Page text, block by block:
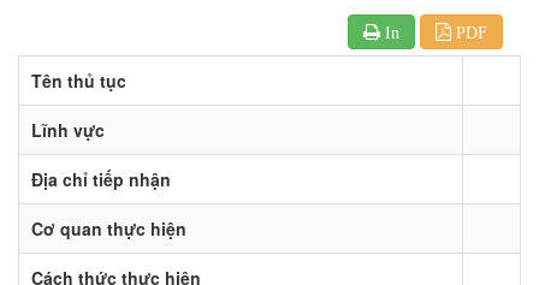
In PDF
Tên thủ tục
Lĩnh vực
Địa chỉ tiếp nhận
Cơ quan thực hiện
Cách thức thực hiện